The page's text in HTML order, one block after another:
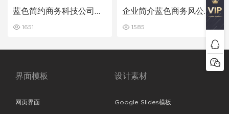
蓝色简约商务科技公司宣
1651
企业简介蓝色商务风公司
1585
界面模板
网页界面
设计素材
Google Slides模板